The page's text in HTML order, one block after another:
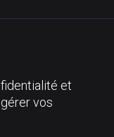
et
vos